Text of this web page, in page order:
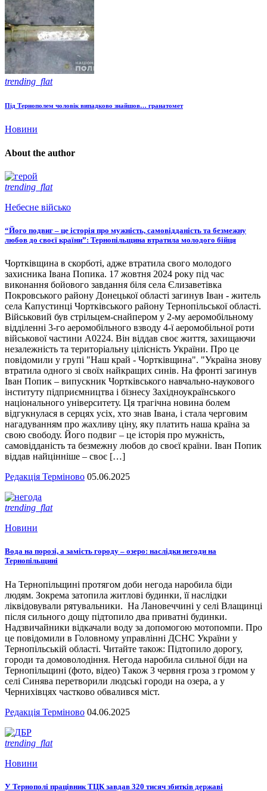
trending_flat
Під Тернополем чоловік випадково знайшов… гранатомет
Новини
About the author
trending_flat
Небесне військо
“Його подвиг – це історія про мужність, самовідданість та безмежну
любов до своєї країни”: Тернопільщина втратила молодого бійця
Чортківщина в скорботі, адже втратила свого молодого
захисника Івана Попика. 17 жовтня 2024 року під час
виконання бойового завдання біля села Єлизаветівка
Покровського району Донецької області загинув Іван - житель
села Капустинці Чортківського району Тернопільської області.
Військовий був стрільцем-снайпером у 2-му аеромобільному
відділенні 3-го аеромобільного взводу 4-ї аеромобільної роти
військової частини А0224. Він віддав своє життя, захищаючи
незалежність та територіальну цілісність України. Про це
повідомили у групі "Наш край - Чортківщина". "Україна знову
втратила одного зі своїх найкращих синів. На фронті загинув
Іван Попик – випускник Чортківського навчально-наукового
інституту підприємництва і бізнесу Західноукраїнського
національного університету. Ця трагічна новина болем
відгукнулася в серцях усіх, хто знав Івана, і стала черговим
нагадуванням про жахливу ціну, яку платить наша країна за
свою свободу. Його подвиг – це історія про мужність,
самовідданість та безмежну любов до своєї країни. Іван Попик
віддав найцінніше – своє […]
Редакція Терміново 05.06.2025
trending_flat
Новини
Вода на порозі, а замість городу – озеро: наслідки негоди на
Тернопільщині
На Тернопільщині протягом доби негода наробила біди
людям. Зокрема затопила житлові будинки, її наслідки
ліквідовували рятувальники. На Лановеччині у селі Влащинці
після сильного дощу підтопило два приватні будинки.
Надзвичайники відкачали воду за допомогою мотопомпи. Про
це повідомили в Головному управлінні ДСНС України у
Тернопільській області. Читайте також: Підтопило дорогу,
городи та домоволодіння. Негода наробила сильної біди на
Тернопільщині (фото, відео) Також 3 червня гроза з громом у
селі Синява перетворили людські городи на озера, а у
Чернихівцях частково обвалився міст.
Редакція Терміново 04.06.2025
trending_flat
Новини
У Тернополі працівник ТЦК завдав 320 тисяч збитків державі